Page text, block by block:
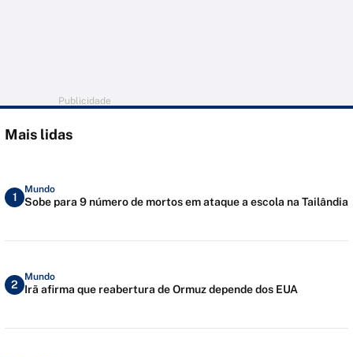
Publicidade
Mais lidas
1
Mundo
Sobe para 9 número de mortos em ataque a escola na Tailândia
2
Mundo
Irã afirma que reabertura de Ormuz depende dos EUA